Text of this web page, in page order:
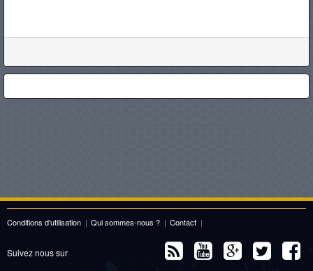
Conditions d'utilisation | Qui sommes-nous ? | Contact |
Suivez nous sur